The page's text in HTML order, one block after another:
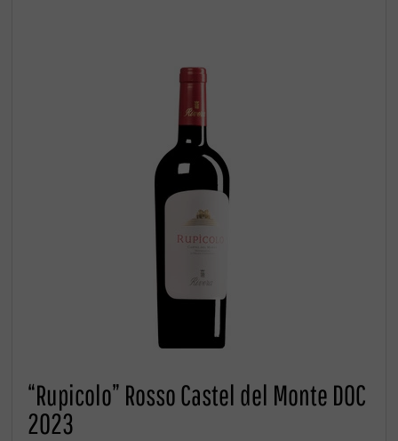
“Rupicolo” Rosso Castel del Monte DOC
2023